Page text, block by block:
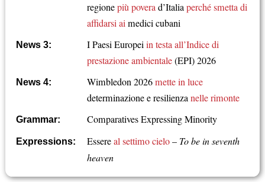
regionepiù poverad’Italiaperché smetta di
affidarsi aimedici cubani
News 3: I Paesi Europeiin testa all’Indice di
prestazione ambientale(EPI) 2026
News 4: Wimbledon 2026mette in luce
determinazione e resilienzanelle rimonte
Grammar: Comparatives Expressing Minority
Expressions: Essereal settimo cielo– To be in seventh
heaven